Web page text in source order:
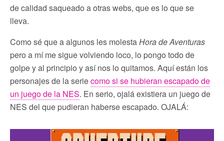
de calidad saqueado a otras webs, que es lo que se
lleva.
Como sé que a algunos les molestaHora de Aventuras
pero a mí me sigue volviendo loco, lo pongo todo de
golpe y al principio y así nos lo quitamos. Aquí están los
personajes de la seriecomo si se hubieran escapado de
un juego de la NES. En serio, ojalá existiera un juego de
NES del que pudieran haberse escapado. OJALÁ: